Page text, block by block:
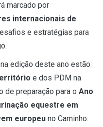
marcado por
internacionais de
e estratégias para
na edição deste ano estão:
e dos PDM na
de preparação para o Ano
equestre em
europeu no Caminho.